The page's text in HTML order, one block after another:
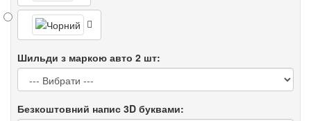
Шильди з маркою авто 2 шт:
Безкоштовний напис 3D буквами: